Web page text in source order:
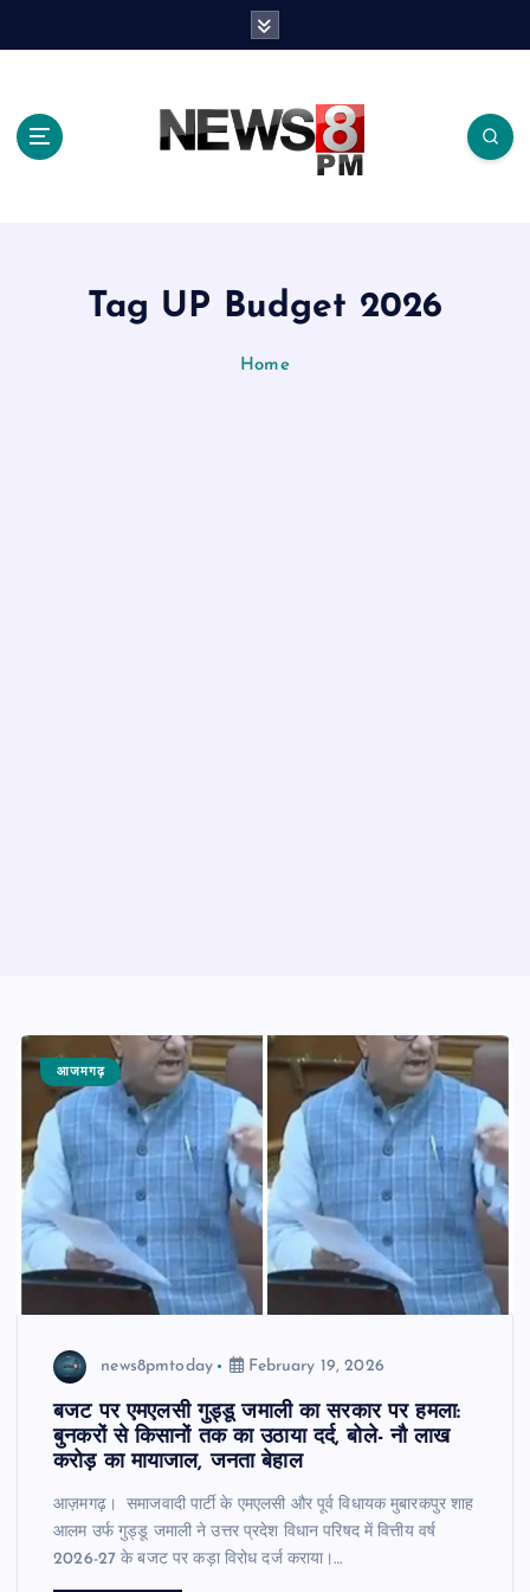
Tag UP Budget 2026
Home
आजमगढ़
news8pmtoday February 19, 2026
बजट पर एमएलसी गुड्डू जमाली का सरकार पर हमला:
बुनकरों से किसानों तक का उठाया दर्द, बोले- नौ लाख
करोड़ का मायाजाल, जनता बेहाल
आज़मगढ़। समाजवादी पार्टी के एमएलसी और पूर्व विधायक मुबारकपुर शाह
आलम उर्फ गुड्डू जमाली ने उत्तर प्रदेश विधान परिषद में वित्तीय वर्ष
2026-27 के बजट पर कड़ा विरोध दर्ज कराया।…